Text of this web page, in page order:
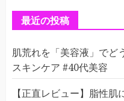
最近の投稿
肌荒れを「美容液」で
スキンケア #40代美容
【正直レビュー】脂性